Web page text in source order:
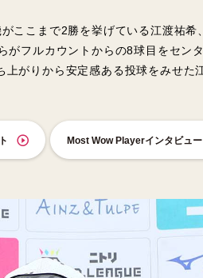
ここまで2勝を挙げている江渡祐
フルカウントからの8球目をセン
がりから安定感ある投球をみせ
Most Wow Playerインタビュー